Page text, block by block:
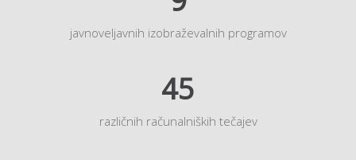
javnoveljavnih izobraževalnih programov
45
različnih računalniških tečajev